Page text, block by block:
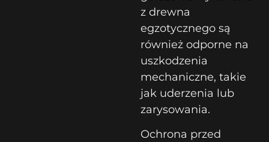
z drewna
egzotycznego są
również odporne na
uszkodzenia
mechaniczne, takie
jak uderzenia lub
zarysowania.
Ochrona przed